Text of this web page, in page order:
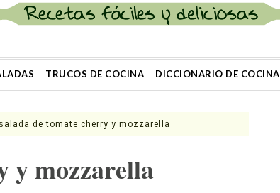
TRUCOS DE COCINA DICCIONARIO DE COCINA
de tomate cherry y mozzarella
y mozzarella